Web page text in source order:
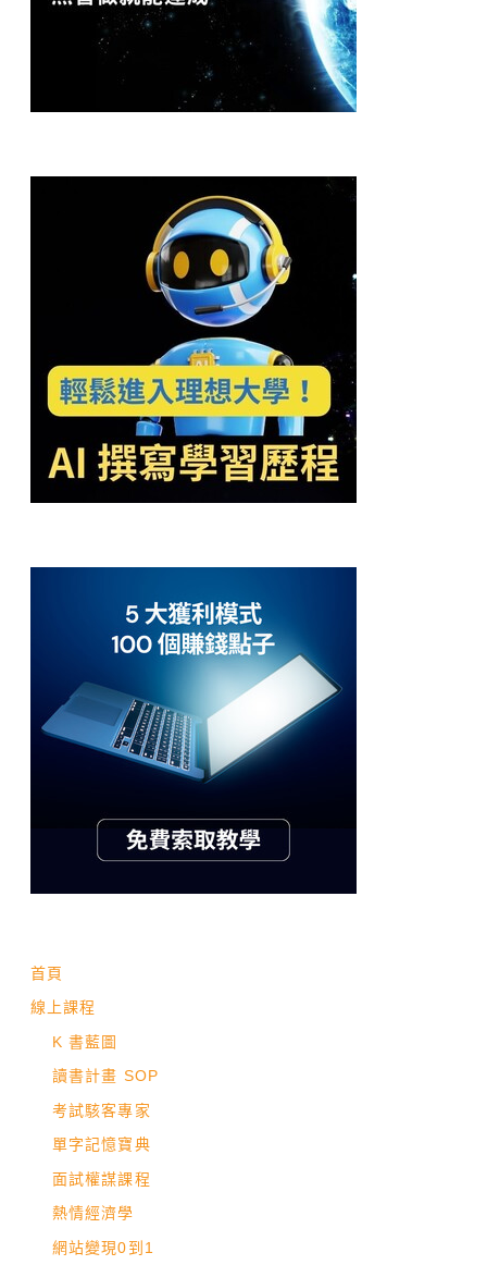
首頁
線上課程
K 書藍圖
讀書計畫 SOP
考試駭客專家
單字記憶寶典
面試權謀課程
熱情經濟學
網站變現0到1